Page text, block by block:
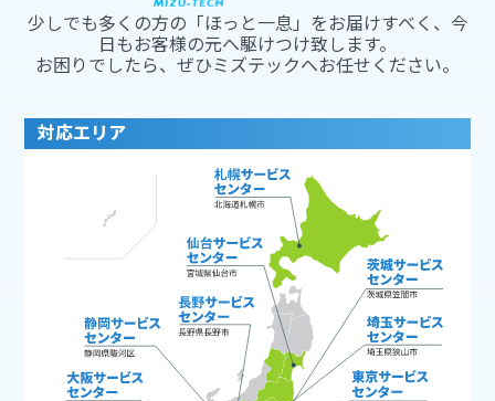
少しでも多くの方の「ほっと一息」をお届けすべく、今
日もお客様の元へ駆けつけ致します。
お困りでしたら、ぜひミズテックへお任せください。
対応エリア